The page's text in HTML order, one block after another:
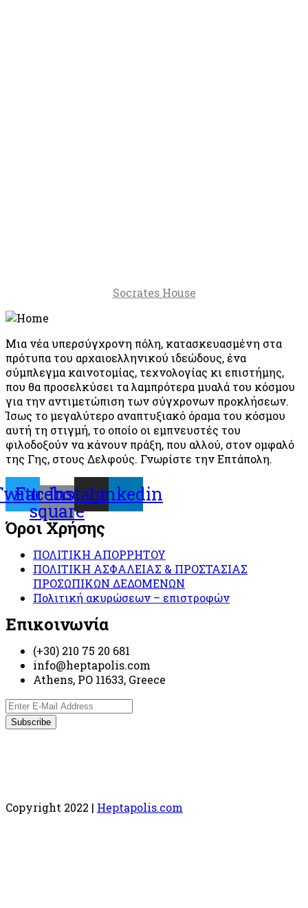
Socrates House
Μια νέα υπερσύγχρονη πόλη, κατασκευασμένη στα
πρότυπα του αρχαιοελληνικού ιδεώδους, ένα
σύμπλεγμα καινοτομίας, τεχνολογίας κι επιστήμης,
που θα προσελκύσει τα λαμπρότερα μυαλά του κόσμου
για την αντιμετώπιση των σύγχρονων προκλήσεων.
Ίσως το μεγαλύτερο αναπτυξιακό όραμα του κόσμου
αυτή τη στιγμή, το οποίο οι εμπνευστές του
φιλοδοξούν να κάνουν πράξη, που αλλού, στον ομφαλό
της Γης, στους Δελφούς. Γνωρίστε την Επτάπολη.
Facebook-
square
Instagram
Linkedin
Όροι Χρήσης
ΠΟΛΙΤΙΚΗ ΑΠΟΡΡΗΤΟΥ
ΠΟΛΙΤΙΚΗ ΑΣΦΑΛΕΙΑΣ & ΠΡΟΣΤΑΣΙΑΣ
ΠΡΟΣΩΠΙΚΩΝ ΔΕΔΟΜΕΝΩΝ
Πολιτική ακυρώσεων – επιστροφών
Επικοινωνία
(+30) 210 75 20 681
info@heptapolis.com
Athens, PO 11633, Greece
Copyright 2022 | Heptapolis.com